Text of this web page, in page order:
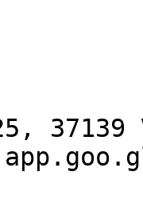
37139